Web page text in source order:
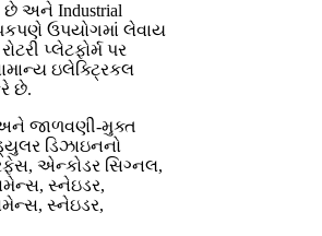
છે અને Industrial
ઉપયોગમાં લેવાય
પ્લેટફોર્મ પર
ઇલેક્ટ્રિકલ
છે.
અને જાળવણી-મુક્ત
ડિઝાઇનનો
એન્કોડર સિગ્નલ,
સ્નેઇડર,
સ્નેઇડર,